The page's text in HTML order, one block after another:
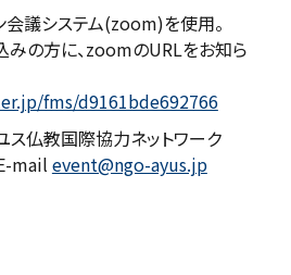
議システム(zoom)を使用。
みの方に、zoomのURLをお知ら
fms/d9161bde692766
仏教国際協力ネットワーク
mail event@ngo-ayus.jp